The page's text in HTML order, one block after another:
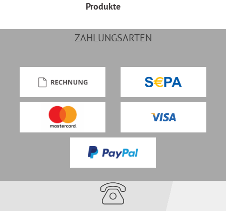
Produkte
ZAHLUNGSARTEN